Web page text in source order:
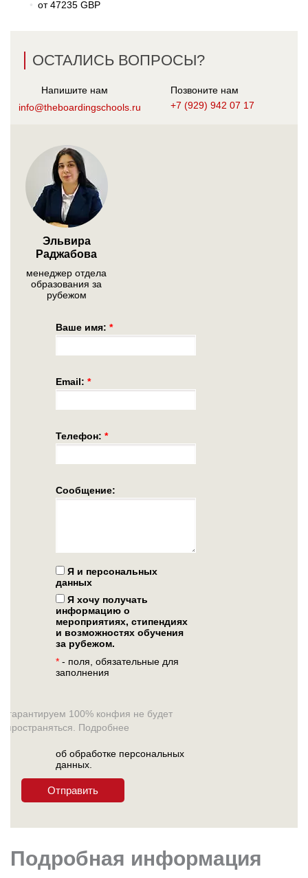
от 47235 GBP
ОСТАЛИСЬ ВОПРОСЫ?
Напишите нам
info@theboardingschools.ru
Позвоните нам
+7 (929) 942 07 17
Эльвира
Раджабова
менеджер отдела
образования за
рубежом
Ваше имя: *
Email: *
Телефон: *
Сообщение:
Я и персональных
данных
Я хочу получать
информацию о
мероприятиях, стипендиях
и возможностях обучения
за рубежом.
*- поля, обязательные для
заполнения
гарантируем 100% конфия не будет
Подробнее
об обработке персональных
данных.
Подробная информация